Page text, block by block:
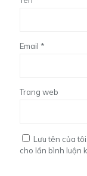
Email *
Trang web
Lưu tên của
cho lần bình luận